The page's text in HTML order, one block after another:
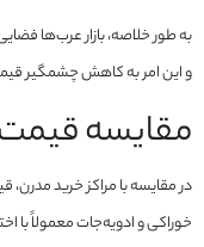
به طور خلاصه، بازار عرب‌ها
و این امر به کاهش چشمگیر
مقایسه قیمت
در مقایسه با مراکز خرید مدرن،
خوراکی و ادویه‌جات معمولاً با